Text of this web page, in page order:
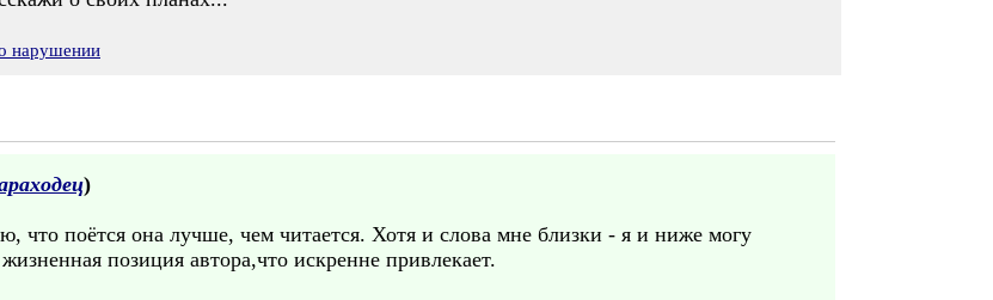
нарушении
)
что поётся она лучше, чем читается. Хотя и слова мне близки - я и ниже могу
позиция автора,что искренне привлекает.